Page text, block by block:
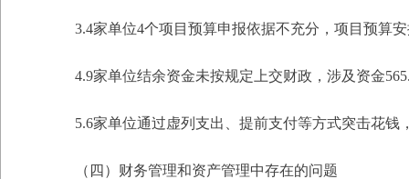
3.4家单位4个项目预算申报依据不充分，项目预算
4.9家单位结余资金未按规定上交财政，涉及资金
5.6家单位通过虚列支出、提前支付等方式突击花钱
（四）财务管理和资产管理中存在的问题